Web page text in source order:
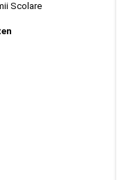
Scolare